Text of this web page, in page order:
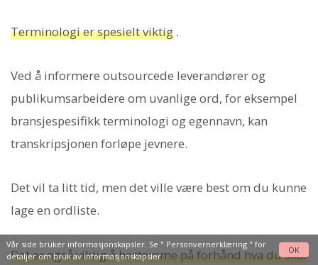
Terminologi er spesielt viktig .
Ved å informere outsourcede leverandører og
publikumsarbeidere om uvanlige ord, for eksempel
bransjespesifikk terminologi og egennavn, kan
transkripsjonen forløpe jevnere.
Det vil ta litt tid, men det ville være best om du kunne
lage en ordliste.
Det er også viktig å bestemme på forhånd hva du skal
Vår side bruker informasjonskapsler. Se " Personvernerklæring" for
detaljer om bruk av informasjonskapsler.
OK